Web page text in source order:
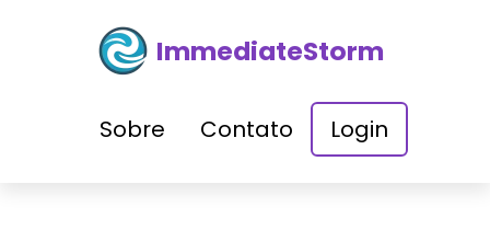
ImmediateStorm
Sobre Contato Login